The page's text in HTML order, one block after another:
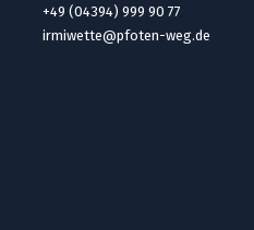
+49 (04394) 999 90 77
irmiwette@pfoten-weg.de